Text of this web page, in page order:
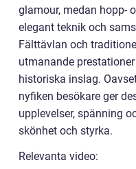
glamour, medan hopp-
elegant teknik och
Fälttävlan och
utmanande
historiska inslag.
nyfiken besökare ger
upplevelser, spänning
skönhet och styrka.
Relevanta video: